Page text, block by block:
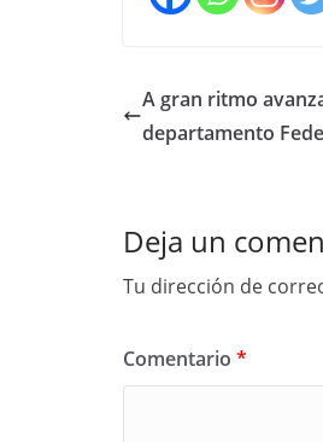
A gran ritmo
departamento
Deja un
Tu dirección de
Comentario *